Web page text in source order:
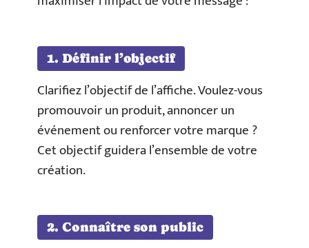
1. Définir l’objectif
Clarifiez l’objectif de l’affiche. Voulez-vous
promouvoir un produit, annoncer un
événement ou renforcer votre marque ?
Cet objectif guidera l’ensemble de votre
création.
2. Connaître son public